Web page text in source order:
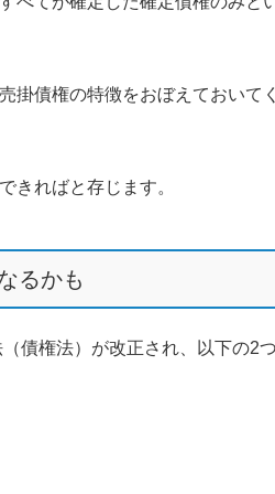
掛債権の特徴をおぼえておいて
きればと存じます。
るかも
債権法）が改正され、以下の2